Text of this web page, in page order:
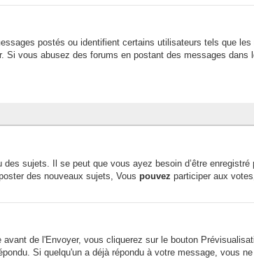
postés ou identifient certains utilisateurs tels que
Si vous abusez des forums en postant des messages
sujets. Il se peut que vous ayez besoin d’être
des nouveaux sujets, Vouspouvez participer aux
de l'Envoyer, vous cliquerez sur le bouton
Si quelqu'un a déjà répondu à votre message, vous